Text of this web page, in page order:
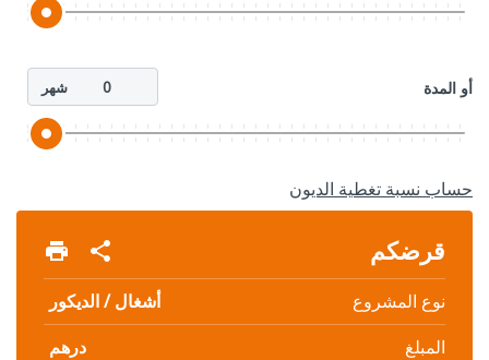
أو المدة شهر
حساب نسبة تغطية الديون
قرضكم‎ print share
نوع المشروع
أشغال / الديكور
المبلغ
درهم